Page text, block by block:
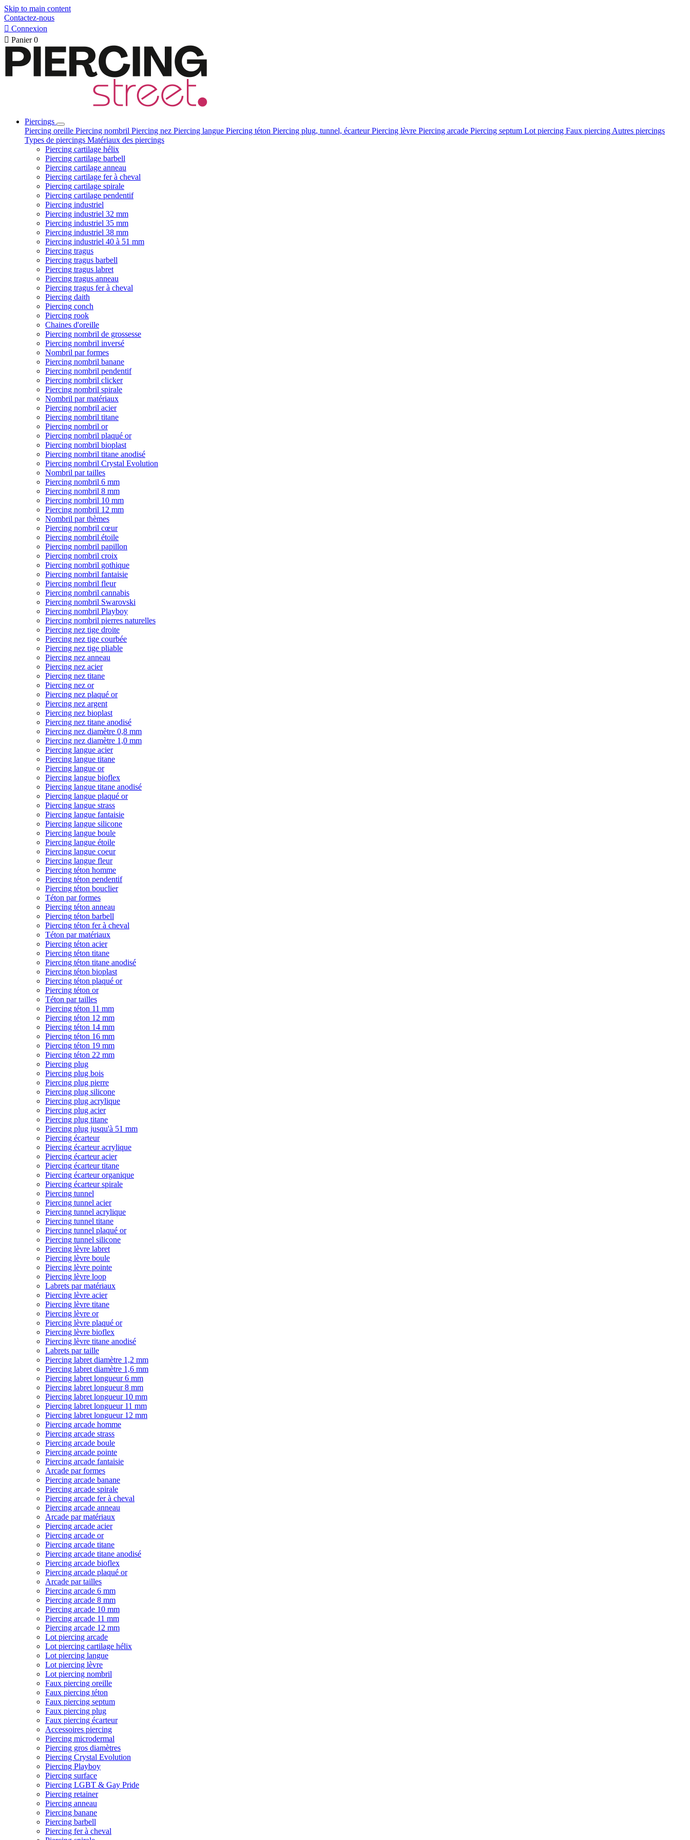
Skip to main content
Contactez-nous
 Connexion
 Panier 0
Piercings
Piercing oreille Piercing nombril Piercing nez Piercing langue Piercing téton Piercing plug, tunnel, écarteurPiercing lèvre Piercing arcade Piercing septum Lot piercing Faux piercing Autres piercings
Types de piercings Matériaux des piercings
Piercing cartilage hélix
Piercing cartilage barbell
Piercing cartilage anneau
Piercing cartilage fer à cheval
Piercing cartilage spirale
Piercing cartilage pendentif
Piercing industriel
Piercing industriel 32 mm
Piercing industriel 35 mm
Piercing industriel 38 mm
Piercing industriel 40 à 51 mm
Piercing tragus
Piercing tragus barbell
Piercing tragus labret
Piercing tragus anneau
Piercing tragus fer à cheval
Piercing daith
Piercing conch
Piercing rook
Chaines d'oreille
Piercing nombril de grossesse
Piercing nombril inversé
Nombril par formes
Piercing nombril banane
Piercing nombril pendentif
Piercing nombril clicker
Piercing nombril spirale
Nombril par matériaux
Piercing nombril acier
Piercing nombril titane
Piercing nombril or
Piercing nombril plaqué or
Piercing nombril bioplast
Piercing nombril titane anodisé
Piercing nombril Crystal Evolution
Nombril par tailles
Piercing nombril 6 mm
Piercing nombril 8 mm
Piercing nombril 10 mm
Piercing nombril 12 mm
Nombril par thèmes
Piercing nombril cœur
Piercing nombril étoile
Piercing nombril papillon
Piercing nombril croix
Piercing nombril gothique
Piercing nombril fantaisie
Piercing nombril fleur
Piercing nombril cannabis
Piercing nombril Swarovski
Piercing nombril Playboy
Piercing nombril pierres naturelles
Piercing nez tige droite
Piercing nez tige courbée
Piercing nez tige pliable
Piercing nez anneau
Piercing nez acier
Piercing nez titane
Piercing nez or
Piercing nez plaqué or
Piercing nez argent
Piercing nez bioplast
Piercing nez titane anodisé
Piercing nez diamètre 0,8 mm
Piercing nez diamètre 1,0 mm
Piercing langue acier
Piercing langue titane
Piercing langue or
Piercing langue bioflex
Piercing langue titane anodisé
Piercing langue plaqué or
Piercing langue strass
Piercing langue fantaisie
Piercing langue silicone
Piercing langue boule
Piercing langue étoile
Piercing langue coeur
Piercing langue fleur
Piercing téton homme
Piercing téton pendentif
Piercing téton bouclier
Téton par formes
Piercing téton anneau
Piercing téton barbell
Piercing téton fer à cheval
Téton par matériaux
Piercing téton acier
Piercing téton titane
Piercing téton titane anodisé
Piercing téton bioplast
Piercing téton plaqué or
Piercing téton or
Téton par tailles
Piercing téton 11 mm
Piercing téton 12 mm
Piercing téton 14 mm
Piercing téton 16 mm
Piercing téton 19 mm
Piercing téton 22 mm
Piercing plug
Piercing plug bois
Piercing plug pierre
Piercing plug silicone
Piercing plug acrylique
Piercing plug acier
Piercing plug titane
Piercing plug jusqu'à 51 mm
Piercing écarteur
Piercing écarteur acrylique
Piercing écarteur acier
Piercing écarteur titane
Piercing écarteur organique
Piercing écarteur spirale
Piercing tunnel
Piercing tunnel acier
Piercing tunnel acrylique
Piercing tunnel titane
Piercing tunnel plaqué or
Piercing tunnel silicone
Piercing lèvre labret
Piercing lèvre boule
Piercing lèvre pointe
Piercing lèvre loop
Labrets par matériaux
Piercing lèvre acier
Piercing lèvre titane
Piercing lèvre or
Piercing lèvre plaqué or
Piercing lèvre bioflex
Piercing lèvre titane anodisé
Labrets par taille
Piercing labret diamètre 1,2 mm
Piercing labret diamètre 1,6 mm
Piercing labret longueur 6 mm
Piercing labret longueur 8 mm
Piercing labret longueur 10 mm
Piercing labret longueur 11 mm
Piercing labret longueur 12 mm
Piercing arcade homme
Piercing arcade strass
Piercing arcade boule
Piercing arcade pointe
Piercing arcade fantaisie
Arcade par formes
Piercing arcade banane
Piercing arcade spirale
Piercing arcade fer à cheval
Piercing arcade anneau
Arcade par matériaux
Piercing arcade acier
Piercing arcade or
Piercing arcade titane
Piercing arcade titane anodisé
Piercing arcade bioflex
Piercing arcade plaqué or
Arcade par tailles
Piercing arcade 6 mm
Piercing arcade 8 mm
Piercing arcade 10 mm
Piercing arcade 11 mm
Piercing arcade 12 mm
Lot piercing arcade
Lot piercing cartilage hélix
Lot piercing langue
Lot piercing lèvre
Lot piercing nombril
Faux piercing oreille
Faux piercing téton
Faux piercing septum
Faux piercing plug
Faux piercing écarteur
Accessoires piercing
Piercing microdermal
Piercing gros diamètres
Piercing Crystal Evolution
Piercing Playboy
Piercing surface
Piercing LGBT & Gay Pride
Piercing retainer
Piercing anneau
Piercing banane
Piercing barbell
Piercing fer à cheval